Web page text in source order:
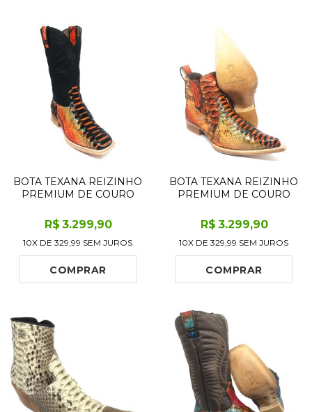
BOTA TEXANA REIZINHO
PREMIUM DE COURO
PYTHON CASSIS LIMITED
EDITION - CANO ALTO,
BICO QUADRADO -
SOLADO DE COURO
ARTESANAL
R$ 3.299,90
10X DE329,99 SEM JUROS
COMPRAR
BOTA TEXANA REIZINHO
PREMIUM DE COURO
PYTHON CASSIS LIMITED
EDITION - CANO CURTO,
BICO FINO - SOLADO DE
COURO ARTESANAL
R$ 3.299,90
10X DE329,99 SEM JUROS
COMPRAR